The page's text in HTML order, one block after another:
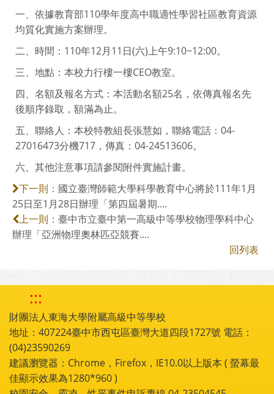
一、依據教育部110學年度高中職適性學習社區教育資源
均質化實施方案辦理。
二、時間：110年12月11日(六)上午9:10~12:00。
三、地點：本校力行樓一樓CEO教室。
四、名額及報名方式：本活動名額25名，依傳真報名先
後順序錄取，額滿為止。
五、聯絡人：本校特教組長張慧如，聯絡電話：04-
27016473分機717，傳真：04-24513606。
六、其他注意事項請參閱附件實施計畫。
下一則： 國立臺灣師範大學科學教育中心將於111年1月
25日至1月28日辦理「第四屆暑期....
上一則： 臺中市立臺中第一高級中等學校物理學科中心
辦理「亞洲物理奧林匹亞競賽....
回列表
:::
財團法人東海大學附屬高級中等學校
地址：407224臺中市西屯區臺灣大道四段1727號 電話：
(04)23590269
建議瀏覽器：Chrome，Firefox，IE10.0以上版本 ( 螢幕最
佳顯示效果為1280*960 )